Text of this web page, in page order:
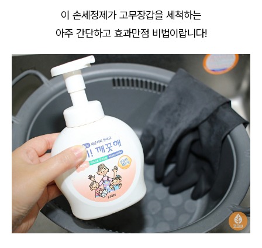
이 손세정제가 고무장갑을 세척하는
아주 간단하고 효과만점 비법이랍니다!